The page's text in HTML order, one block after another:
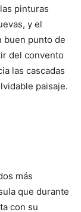
pinturas
y el
buen punto de
del convento
las cascadas
paisaje.
más
que durante
con su